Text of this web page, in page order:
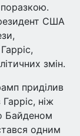
США
змін.
приділив
ніж
Байденом
одним